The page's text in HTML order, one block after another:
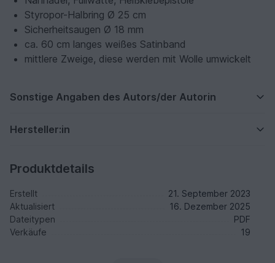
Styropor-Halbring Ø 25 cm
Sicherheitsaugen Ø 18 mm
ca. 60 cm langes weißes Satinband
mittlere Zweige, diese werden mit Wolle umwickelt
Sonstige Angaben des Autors/der Autorin
Hersteller:in
Produktdetails
Erstellt
21. September 2023
Aktualisiert
16. Dezember 2025
Dateitypen
PDF
Verkäufe
19